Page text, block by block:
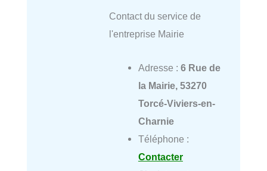
Contact du service de
l'entreprise Mairie
Adresse : 6 Rue de
la Mairie, 53270
Torcé-Viviers-en-
Charnie
Téléphone :
Contacter